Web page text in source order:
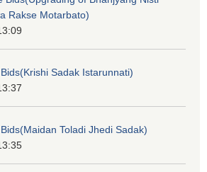
Rakse Motarbato)
Sadak Istarunnati)
Toladi Jhedi Sadak)